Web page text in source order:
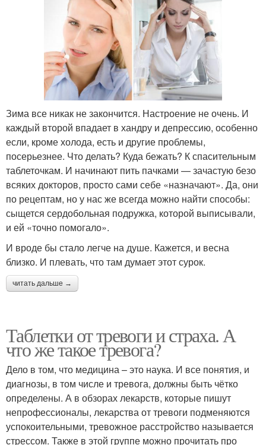
Зима все никак не закончится. Настроение не очень. И
каждый второй впадает в хандру и депрессию, особенно
если, кроме холода, есть и другие проблемы,
посерьезнее. Что делать? Куда бежать? К спасительным
таблеточкам. И начинают пить пачками — зачастую безо
всяких докторов, просто сами себе «назначают». Да, они
по рецептам, но у нас же всегда можно найти способы:
сыщется сердобольная подружка, которой выписывали,
и ей «точно помогало».
И вроде бы стало легче на душе. Кажется, и весна
близко. И плевать, что там думает этот сурок.
читать дальше →
Таблетки от тревоги и страха. А
что же такое тревога?
Дело в том, что медицина – это наука. И все понятия, и
диагнозы, в том числе и тревога, должны быть чётко
определены. А в обзорах лекарств, которые пишут
непрофессионалы, лекарства от тревоги подменяются
успокоительными, тревожное расстройство называется
стрессом. Также в этой группе можно прочитать про